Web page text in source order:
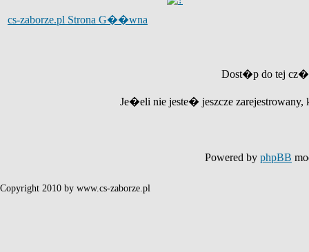
cs-zaborze.pl Strona G��wna
Dost�p do tej
Je�eli nie jeste� jeszcze
Powered by phpBB
Copyright 2010 by www.cs-zaborze.pl